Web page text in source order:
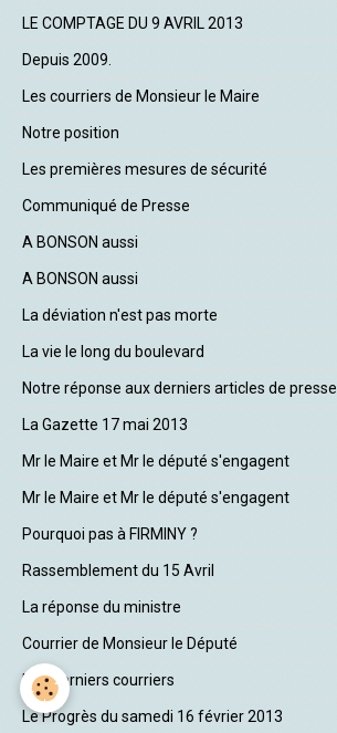
LE COMPTAGE DU 9 AVRIL 2013
Depuis 2009.
Les courriers de Monsieur le Maire
Notre position
Les premières mesures de sécurité
Communiqué de Presse
A BONSON aussi
A BONSON aussi
La déviation n'est pas morte
La vie le long du boulevard
Notre réponse aux derniers articles de presse
La Gazette 17 mai 2013
Mr le Maire et Mr le député s'engagent
Mr le Maire et Mr le député s'engagent
Pourquoi pas à FIRMINY ?
Rassemblement du 15 Avril
La réponse du ministre
Courrier de Monsieur le Député
Nos derniers courriers
Le Progrès du samedi 16 février 2013